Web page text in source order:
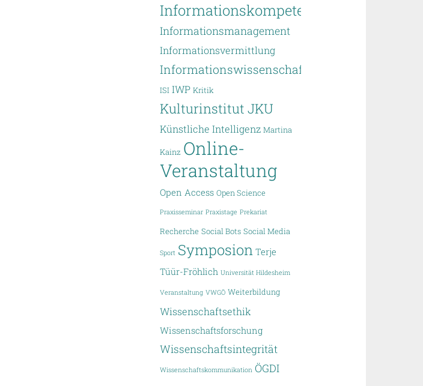
Informationskompetenz
Informationsmanagement
Informationsvermittlung
Informationswissenschaft
ISI IWP Kritik
Kulturinstitut JKU
Künstliche Intelligenz Martina
Kainz Online-
Veranstaltung
Open Access Open Science
Praxisseminar Praxistage Prekariat
Recherche Social Bots Social Media
Sport Symposion Terje
Tüür-Fröhlich Universität Hildesheim
Veranstaltung VWGÖ Weiterbildung
Wissenschaftsethik
Wissenschaftsforschung
Wissenschaftsintegrität
Wissenschaftskommunikation ÖGDI